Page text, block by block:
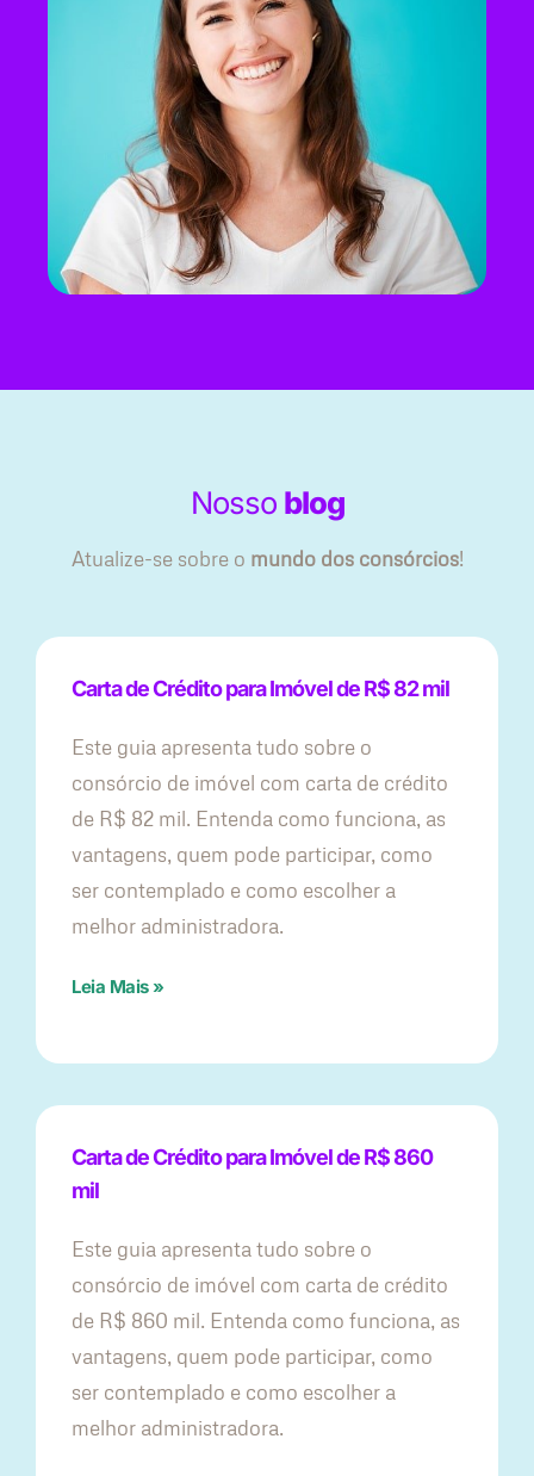
Nosso blog
Atualize-se sobre o mundo dos consórcios!
Carta de Crédito para Imóvel de R$ 82 mil
Este guia apresenta tudo sobre o
consórcio de imóvel com carta de crédito
de R$ 82 mil. Entenda como funciona, as
vantagens, quem pode participar, como
ser contemplado e como escolher a
melhor administradora.
Leia Mais »
Carta de Crédito para Imóvel de R$ 860
mil
Este guia apresenta tudo sobre o
consórcio de imóvel com carta de crédito
de R$ 860 mil. Entenda como funciona, as
vantagens, quem pode participar, como
ser contemplado e como escolher a
melhor administradora.